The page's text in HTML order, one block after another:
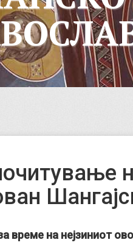
време на нејзиниот